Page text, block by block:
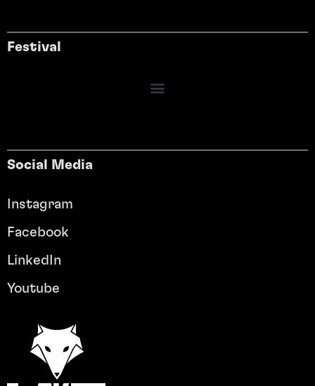
Festival
Social Media
Instagram
Facebook
LinkedIn
Youtube